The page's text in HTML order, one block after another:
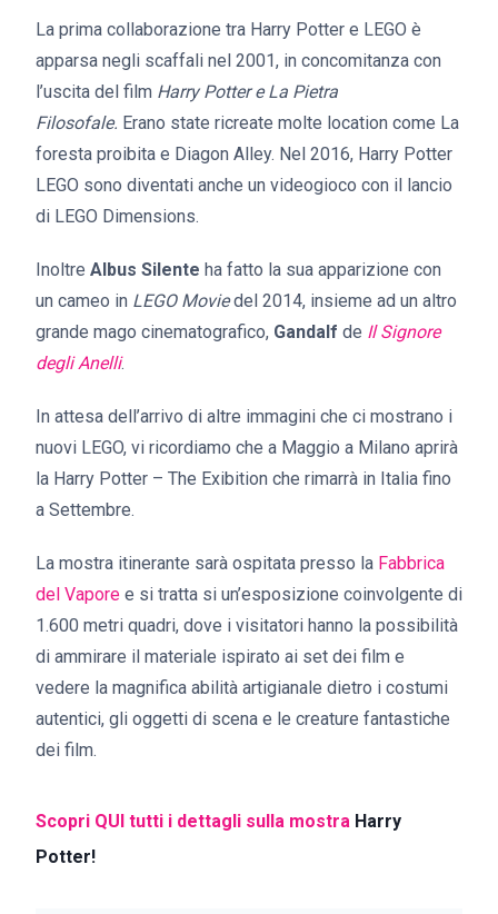
La prima collaborazione tra Harry Potter e LEGO è
apparsa negli scaffali nel 2001, in concomitanza con
l’uscita del film Harry Potter e La Pietra
Filosofale. Erano state ricreate molte location come La
foresta proibita e Diagon Alley. Nel 2016, Harry Potter
LEGO sono diventati anche un videogioco con il lancio
di LEGO Dimensions.
Inoltre Albus Silente ha fatto la sua apparizione con
un cameo in LEGO Moviedel 2014, insieme ad un altro
grande mago cinematografico, Gandalf de Il Signore
degli Anelli.
In attesa dell’arrivo di altre immagini che ci mostrano i
nuovi LEGO, vi ricordiamo che a Maggio a Milano aprirà
la Harry Potter – The Exibition che rimarrà in Italia fino
a Settembre.
La mostra itinerante sarà ospitata presso la Fabbrica
del Vapore e si tratta si un’esposizione coinvolgente di
1.600 metri quadri, dove i visitatori hanno la possibilità
di ammirare il materiale ispirato ai set dei film e
vedere la magnifica abilità artigianale dietro i costumi
autentici, gli oggetti di scena e le creature fantastiche
dei film.
Scopri QUI tutti i dettagli sulla mostra Harry
Potter!